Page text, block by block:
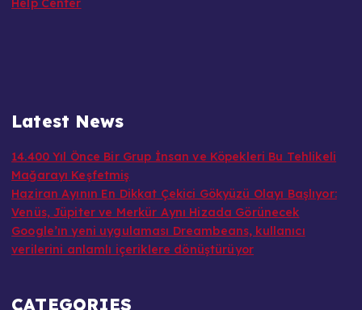
Mağarayı Keşfetmiş
Haziran Ayının En Dikkat Çekici Gökyüzü Olayı Başlıyor:
Venüs, Jüpiter ve Merkür Aynı Hizada Görünecek
Google’ın yeni uygulaması Dreambeans, kullanıcı
verilerini anlamlı içeriklere dönüştürüyor